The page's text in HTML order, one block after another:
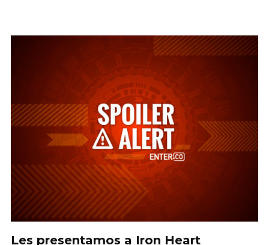
Les presentamos a Iron Heart